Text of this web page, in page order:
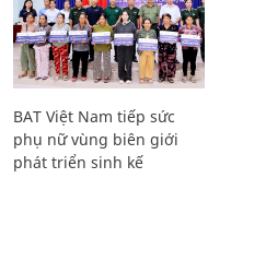
BAT Việt Nam tiếp sức
phụ nữ vùng biên giới
phát triển sinh kế